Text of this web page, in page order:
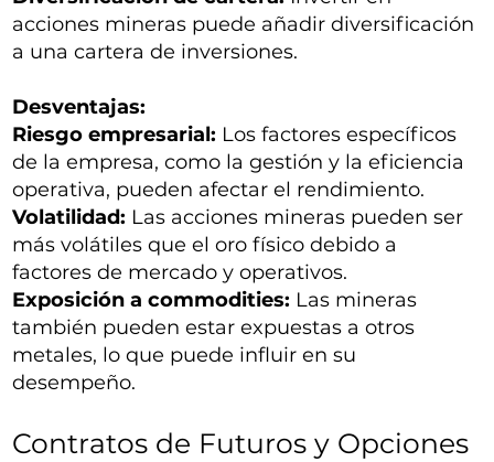
acciones mineras puede añadir diversificación
a una cartera de inversiones.
Desventajas:
Riesgo empresarial: Los factores específicos
de la empresa, como la gestión y la eficiencia
operativa, pueden afectar el rendimiento.
Volatilidad: Las acciones mineras pueden ser
más volátiles que el oro físico debido a
factores de mercado y operativos.
Exposición a commodities: Las mineras
también pueden estar expuestas a otros
metales, lo que puede influir en su
desempeño.
Contratos de Futuros y Opciones